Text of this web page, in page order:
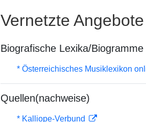
Vernetzte Angebote
Biografische Lexika/Biogramme
* Österreichisches Musiklexikon
Quellen(nachweise)
* Kalliope-Verbund